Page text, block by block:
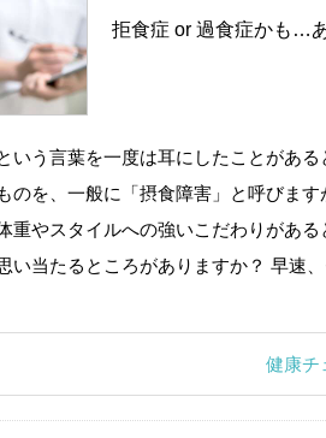
拒食症 or 過食症かも…
いう言葉を一度は耳にしたことがあ
のを、一般に「摂食障害」と呼びま
重やスタイルへの強いこだわりがあ
い当たるところがありますか？ 早速
健康チ